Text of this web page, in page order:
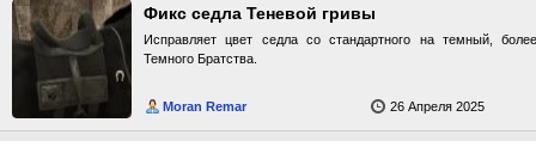
Фикс седла Теневой гривы
Исправляет цвет седла со стандартного на темный,
Темного Братства.
Moran Remar 26 Апреля 2025